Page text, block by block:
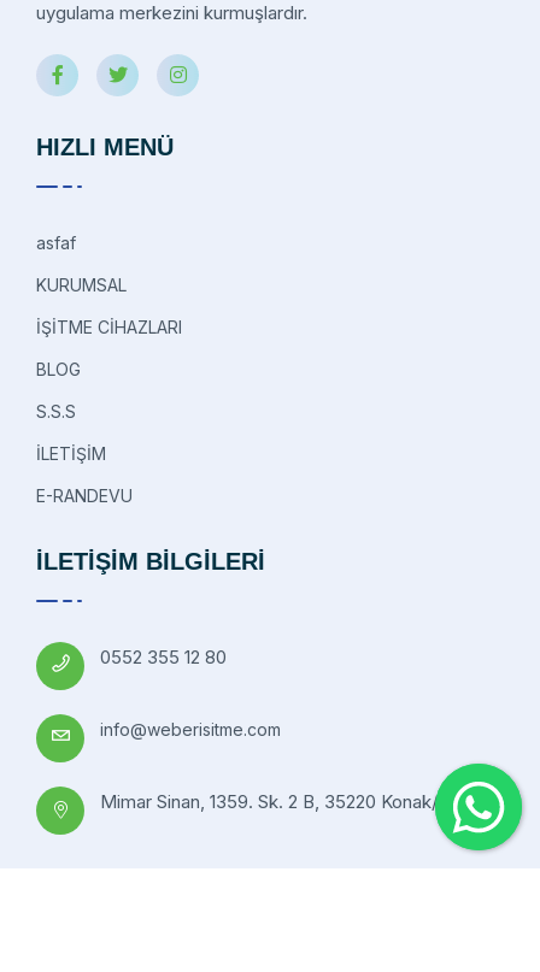
uygulama merkezini kurmuşlardır.
HIZLI MENÜ
asfaf
KURUMSAL
İŞİTME CİHAZLARI
BLOG
S.S.S
İLETİŞİM
E-RANDEVU
İLETİŞİM BİLGİLERİ
0552 355 12 80
info@weberisitme.com
Mimar Sinan, 1359. Sk. 2 B, 35220 Konak/İzmir